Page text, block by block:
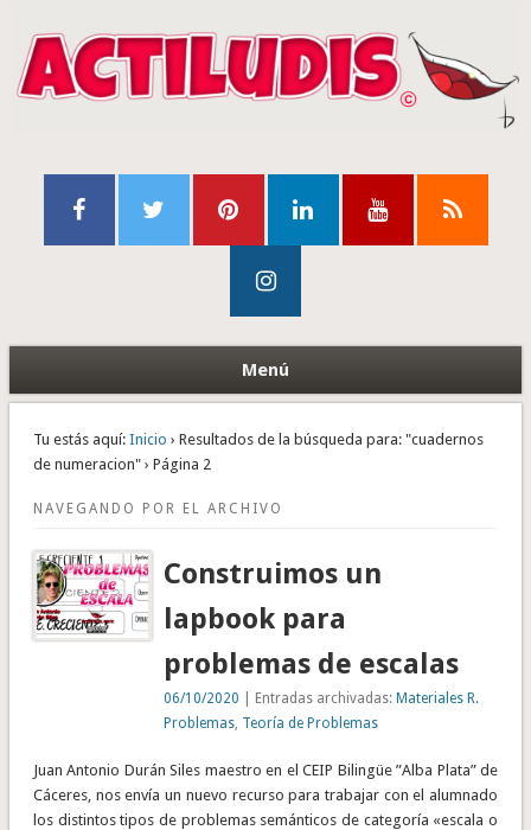
Menú
Tu estás aquí: Inicio › Resultados de la búsqueda para: "cuadernos
de numeracion" › Página 2
NAVEGANDO POR EL ARCHIVO
Construimos un
lapbook para
problemas de escalas
06/10/2020 | Entradas archivadas:Materiales R.
Problemas Teoría de Problemas
Juan Antonio Durán Siles maestro en el CEIP Bilingüe ”Alba Plata” de
Cáceres, nos envía un nuevo recurso para trabajar con el alumnado
los distintos tipos de problemas semánticos de categoría «escala o